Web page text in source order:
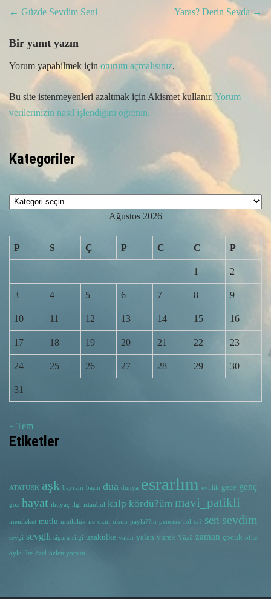
Post
navigation
← Güzde Sevdim Seni Yaras? Derin Sevda→
Bir yanıt yazın
Yorum yapabilmek için oturum açmalısınız.
Bu site istenmeyenleri azaltmak için Akismet kullanır. Yorum
verilerinizin nasıl işlendiğini öğrenin.
Kategoriler
Kategoriler
Ağustos 2026
P S Ç P C C P
1 2
3 4 5 6 7 8 9
10 11 12 13 14 15 16
17 18 19 20 21 22 23
24 25 26 27 28 29 30
31
« Tem
Etiketler
ATATÜRK aşk bayram başın dua dünya esrarlım evlilik gece genç
göz hayat ihtiyaç ilgi istanbul kalp kördü?üm mavi_patikli
memleket mutlu mutluluk ne okul olsun payla??m pencere rol sa? sen sevdim
sevgi sevgili sigara silgi uzakulke vatan yalan yürek Yüzü zaman çocuk öfke
öyle i?te özel özleniyorsun